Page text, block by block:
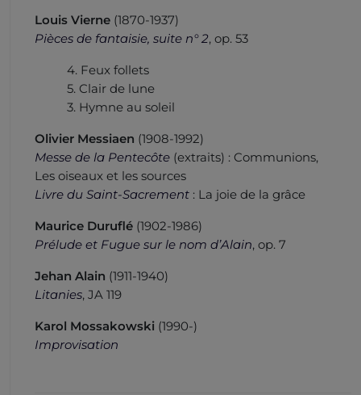
Louis Vierne (1870-1937)
Pièces de fantaisie, suite n° 2, op. 53
4. Feux follets
5. Clair de lune
3. Hymne au soleil
Olivier Messiaen (1908-1992)
Messe de la Pentecôte (extraits) : Communions,
Les oiseaux et les sources
Livre du Saint-Sacrement : La joie de la grâce
Maurice Duruflé (1902-1986)
Prélude et Fugue sur le nom d’Alain, op. 7
Jehan Alain (1911-1940)
Litanies, JA 119
Karol Mossakowski (1990-)
Improvisation